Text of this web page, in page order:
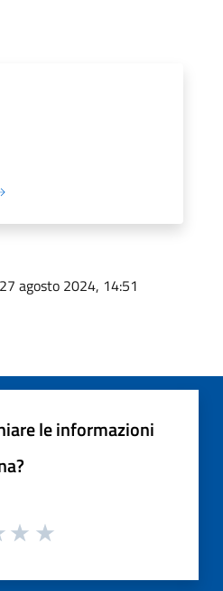
agosto 2024, 14:51
le informazioni